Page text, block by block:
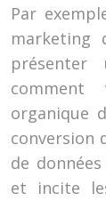
Par
marketing
organique
conversion
de
et incite